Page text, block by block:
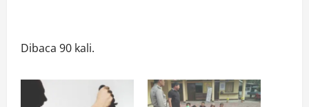
Dibaca 90 kali.